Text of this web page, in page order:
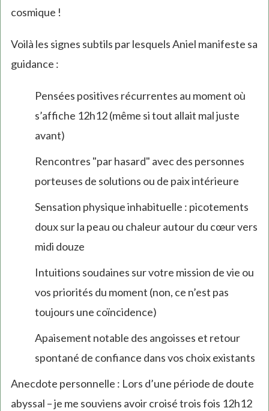
cosmique !
Voilà les signes subtils par lesquels Aniel manifeste sa
guidance :
Pensées positives récurrentes au moment où
s’affiche 12h12 (même si tout allait mal juste
avant)
Rencontres "par hasard" avec des personnes
porteuses de solutions ou de paix intérieure
Sensation physique inhabituelle : picotements
doux sur la peau ou chaleur autour du cœur vers
midi douze
Intuitions soudaines sur votre mission de vie ou
vos priorités du moment (non, ce n’est pas
toujours une coïncidence)
Apaisement notable des angoisses et retour
spontané de confiance dans vos choix existants
Anecdote personnelle : Lors d’une période de doute
abyssal – je me souviens avoir croisé trois fois 12h12